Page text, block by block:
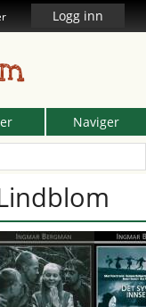
Logg inn
Naviger